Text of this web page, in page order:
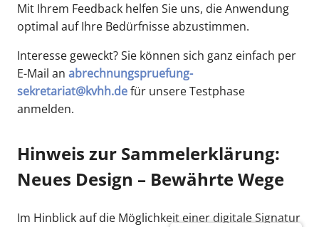
Mit Ihrem Feedback helfen Sie uns, die Anwendung
optimal auf Ihre Bedürfnisse abzustimmen.
Interesse geweckt? Sie können sich ganz einfach per
E-Mail an abrechnungspruefung-
sekretariat@kvhh.defür unsere Testphase
anmelden.
Hinweis zur Sammelerklärung:
Neues Design – Bewährte Wege
Im Hinblick auf die Möglichkeit einer digitale Signatur